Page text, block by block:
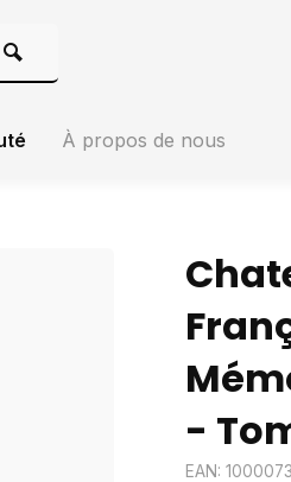
À propos de nous
-
EAN: 1000073